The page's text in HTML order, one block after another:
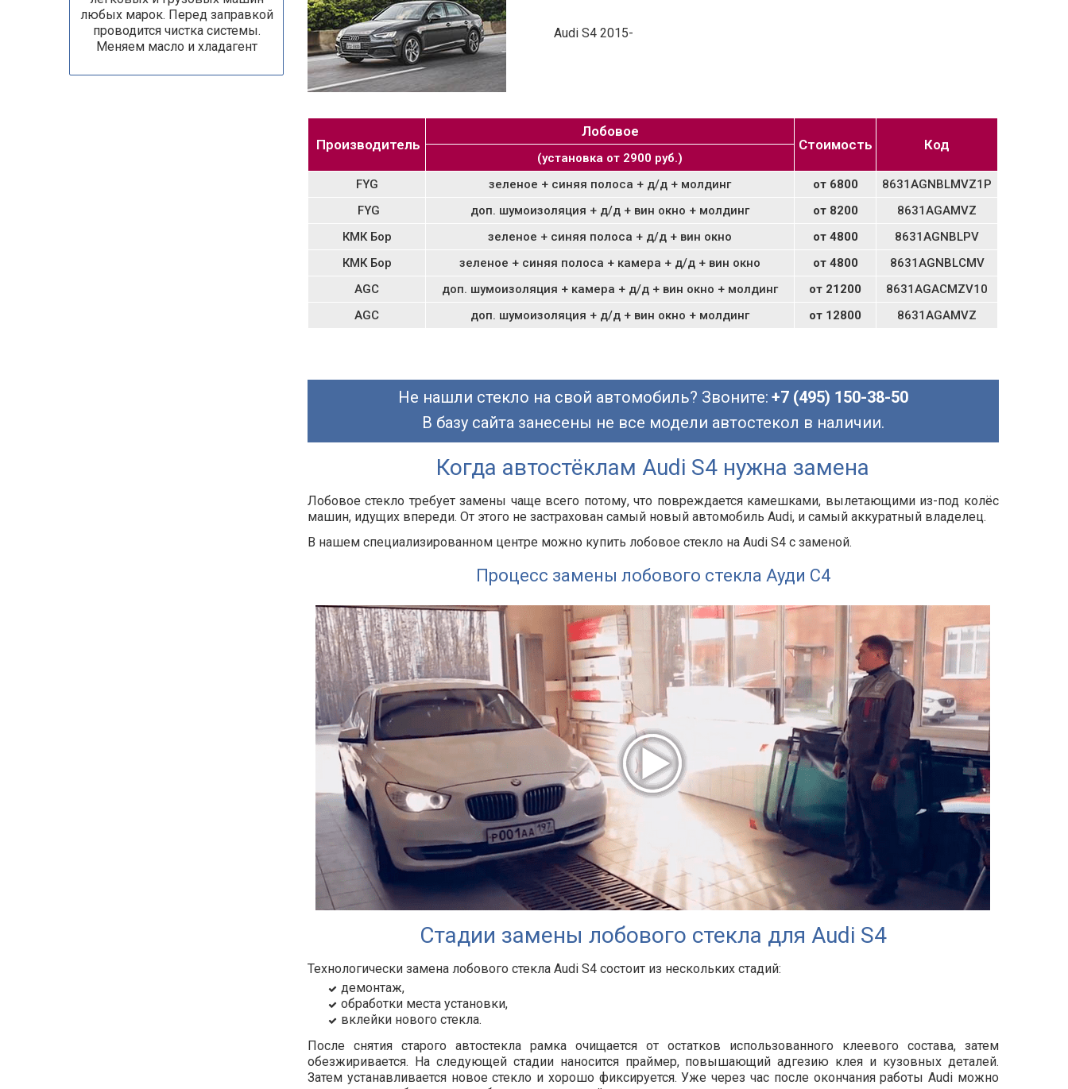
любых марок. Перед заправкой
проводится чистка системы.
Меняем масло и хладагент
Audi S4 2015-
Производитель
Лобовое
Стоимость
Код
(установка от 2900 руб.)
FYG
зеленое + синяя полоса + д/д + молдинг от 6800
8631AGNBLMVZ1P
FYG
доп. шумоизоляция + д/д + вин окно + молдинг от 8200
8631AGAMVZ
КМК Бор
зеленое + синяя полоса + д/д + вин окно от 4800
8631AGNBLPV
КМК Бор
зеленое + синяя полоса + камера + д/д + вин окно от 4800
8631AGNBLCMV
AGC
доп. шумоизоляция + камера + д/д + вин окно + молдинг от 21200
8631AGACMZV10
AGC
доп. шумоизоляция + д/д + вин окно + молдинг от 12800 8631AGAMVZ
Не нашли стекло на свой автомобиль? Звоните: +7 (495) 150-38-50
В базу сайта занесены не все модели автостекол в наличии.
Когда автостёклам Audi S4 нужна замена
Лобовое стекло требует замены чаще всего потому, что повреждается камешками, вылетающими из-под колёс
машин, идущих впереди. От этого не застрахован самый новый автомобиль Audi, и самый аккуратный владелец.
В нашем специализированном центре можно купить лобовое стекло на Audi S4 с заменой.
Процесс замены лобового стекла Ауди С4
Стадии замены лобового стекла для Audi S4
Технологически замена лобового стекла Audi S4 состоит из нескольких стадий:
демонтаж,
обработки места установки,
вклейки нового стекла.
После снятия старого автостекла рамка очищается от остатков использованного клеевого состава, затем
обезжиривается. На следующей стадии наносится праймер, повышающий адгезию клея и кузовных деталей.
Затем устанавливается новое стекло и хорошо фиксируется. Уже через час после окончания работы Audi можно